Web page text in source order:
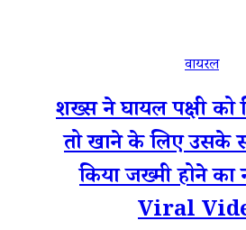
वायरल
शख्स ने घायल पक्षी को
तो खाने के लिए उसके
किया जख्मी होने
Viral